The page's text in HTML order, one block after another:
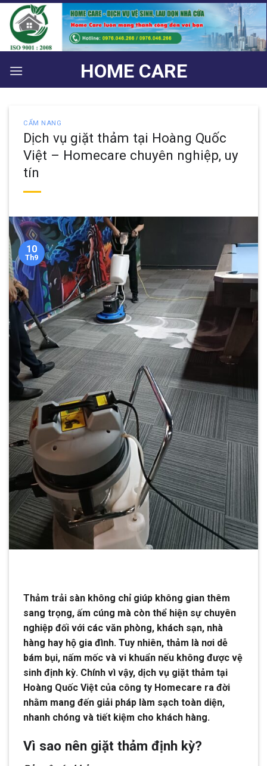
Bỏ
qua
nội
dung
HOME CARE
CẨM NANG
Dịch vụ giặt thảm tại Hoàng Quốc
Việt – Homecare chuyên nghiệp, uy
tín
10
Th9
Thảm trải sàn không chỉ giúp không gian thêm
sang trọng, ấm cúng mà còn thể hiện sự chuyên
nghiệp đối với các văn phòng, khách sạn, nhà
hàng hay hộ gia đình. Tuy nhiên, thảm là nơi dễ
bám bụi, nấm mốc và vi khuẩn nếu không được vệ
sinh định kỳ. Chính vì vậy, dịch vụ giặt thảm tại
Hoàng Quốc Việt của công ty Homecare ra đời
nhằm mang đến giải pháp làm sạch toàn diện,
nhanh chóng và tiết kiệm cho khách hàng.
Vì sao nên giặt thảm định kỳ?